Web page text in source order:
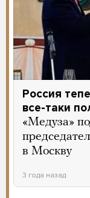
Россия
все-таки
«Медуза»
в Москву
3 года назад